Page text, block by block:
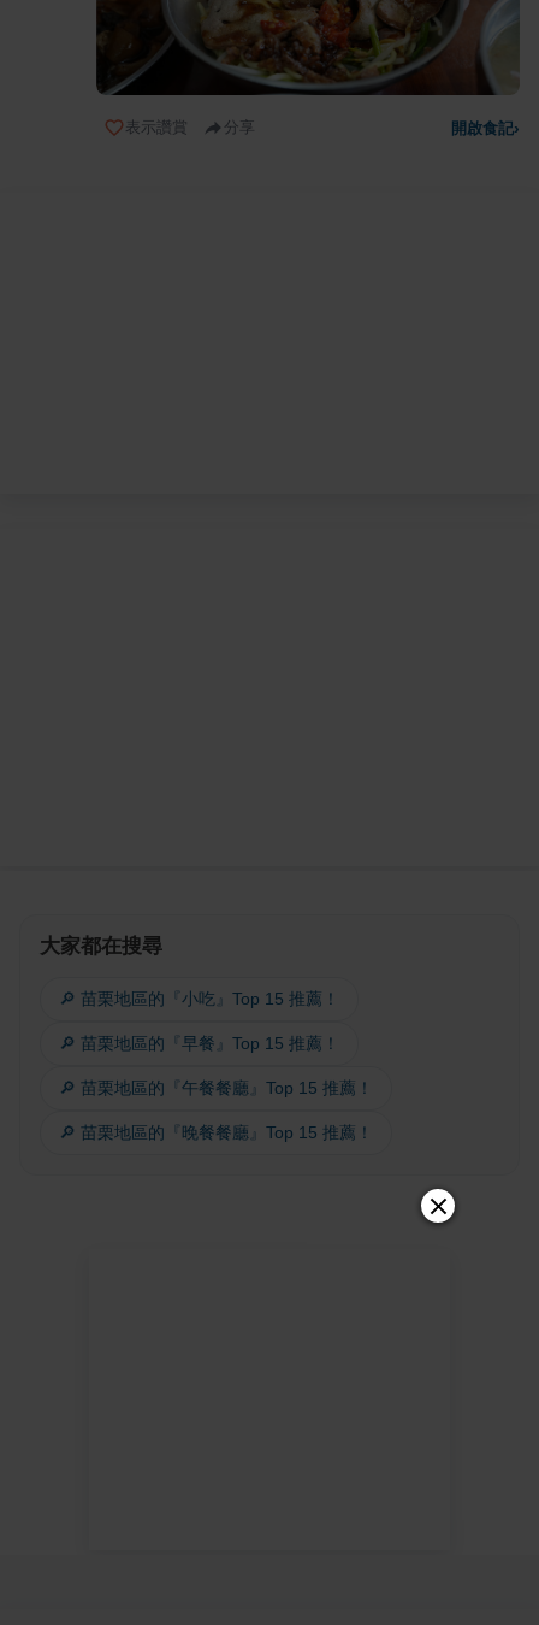
表示讚賞 分享 開啟食記›
大家都在搜尋
🔎 苗栗地區的『小吃』Top 15 推薦！
🔎 苗栗地區的『早餐』Top 15 推薦！
🔎 苗栗地區的『午餐餐廳』Top 15 推薦！
🔎 苗栗地區的『晚餐餐廳』Top 15 推薦！